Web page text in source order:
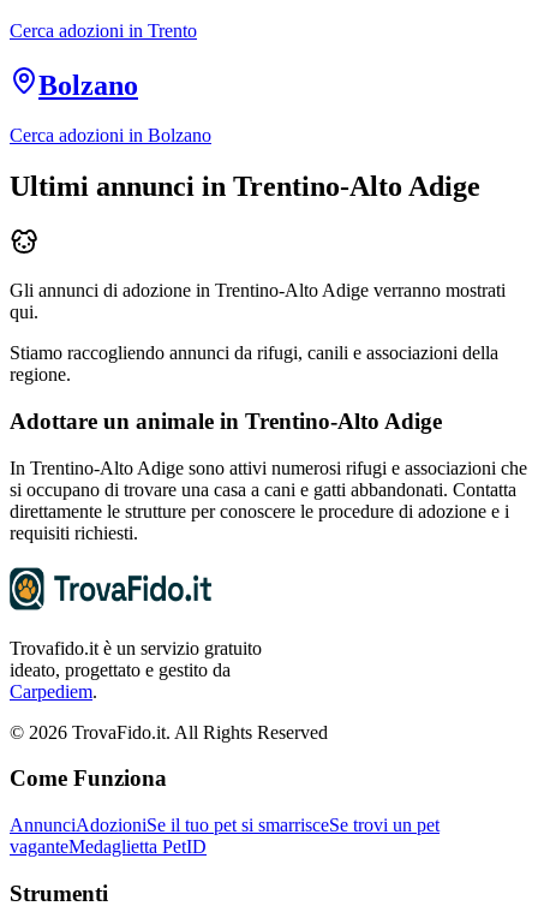
Cerca adozioni in Trento
Bolzano
Cerca adozioni in Bolzano
Ultimi annunci in Trentino-Alto Adige
Gli annunci di adozione in Trentino-Alto Adige verranno mostrati
qui.
Stiamo raccogliendo annunci da rifugi, canili e associazioni della
regione.
Adottare un animale in Trentino-Alto Adige
In Trentino-Alto Adige sono attivi numerosi rifugi e associazioni che
si occupano di trovare una casa a cani e gatti abbandonati. Contatta
direttamente le strutture per conoscere le procedure di adozione e i
requisiti richiesti.
Trovafido.it è un servizio gratuito
ideato, progettato e gestito da
Carpediem.
© 2026 TrovaFido.it. All Rights Reserved
Come Funziona
AnnunciAdozioniSe il tuo pet si smarrisceSe trovi un pet
vaganteMedaglietta PetID
Strumenti